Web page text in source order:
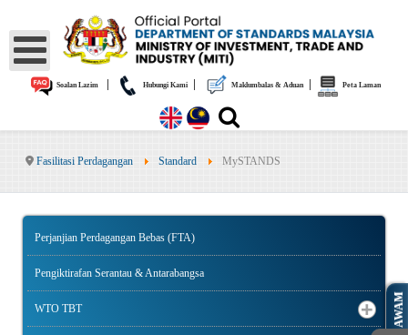
Soalan Lazim| Hubungi Kami| Maklumbalas & Aduan| Peta Laman
Fasilitasi Perdagangan Standard MySTANDS
Perjanjian Perdagangan Bebas (FTA)
Pengiktirafan Serantau & Antarabangsa
WTO TBT AWAM